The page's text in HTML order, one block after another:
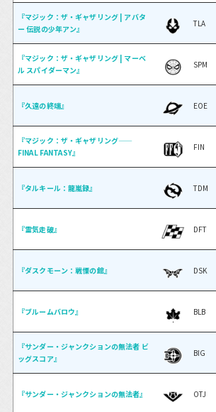
『マジック：ザ・ギャザリング | アバタ
ー 伝説の少年アン』
TLA
『マジック：ザ・ギャザリング | マーベ
ル スパイダーマン』
SPM
『久遠の終端』 EOE
『マジック：ザ・ギャザリング——
FINAL FANTASY』
FIN
『タルキール：龍嵐録』 TDM
『霊気走破』 DFT
『ダスクモーン：戦慄の館』 DSK
『ブルームバロウ』 BLB
『サンダー・ジャンクションの無法者 ビ
ッグスコア』
BIG
『サンダー・ジャンクションの無法者』 OTJ